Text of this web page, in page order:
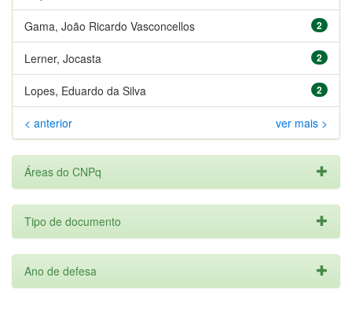
2
Gama, João Ricardo Vasconcellos
2
Lerner, Jocasta
2
Lopes, Eduardo da Silva
< anterior ver mais >
Áreas do CNPq
Tipo de documento
Ano de defesa